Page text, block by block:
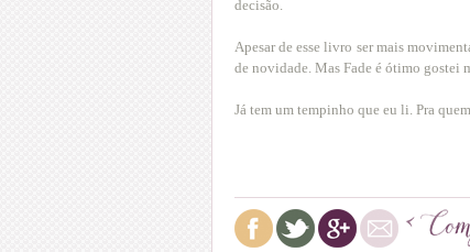
decisão.
Apesar de esse livro ser mais
de novidade. Mas Fade é ótimo gostei
Já tem um tempinho que eu li. Pra